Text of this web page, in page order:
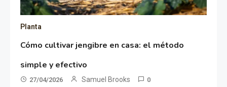
Planta
Cómo cultivar jengibre en casa: el método
simple y efectivo
27/04/2026 Samuel Brooks 0